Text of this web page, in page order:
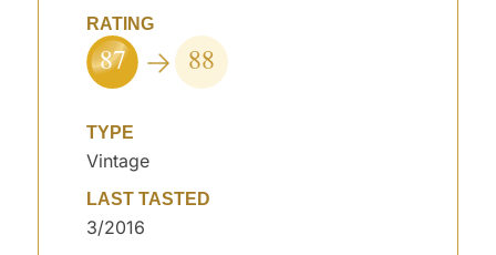
RATING
87 88
TYPE
Vintage
LAST TASTED
3/2016